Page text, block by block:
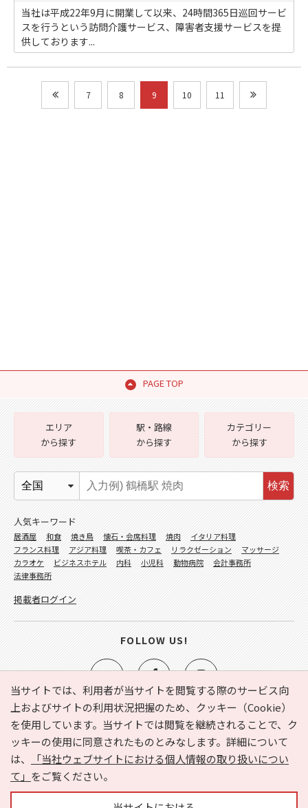
当社は平成22年9月に開業して以来、24時間365日巡回サービ
スを行うという訪問介護サービス、障害者支援サービスを提
供しております...
7 8 9 10 11
PAGE TOP
当サイトでは、利用者が当サイトを閲覧する際のサービス向
上およびサイトの利用状況把握のため、クッキー（Cookie）
を使用しています。当サイトでは閲覧を継続されることで、ク
ッキーの使用に同意されたものとみなします。詳細について
は、
「当社ウェブサイトにおける個人情報の取り扱いについ
て」 をご覧ください。
e-NAVITA（イーナビタ）とは？ お気に入り
ヘルプ
利用規約
個人情報の取り扱いについて
運営会社
サイトマップ
広告掲載に関するお問い合わせ
エリア
から探す
駅・路線
から探す
カテゴリー
から探す
検索
人気キーワード
居酒屋 和食 焼き鳥 懐石・会席料理 焼肉
イタリア料理
フランス料理
アジア料理 喫茶・カフェ リラクゼーション
マッサージ
カラオケ
ビジネスホテル 内科 小児科 動物病院
会計事務所
法律事務所
掲載者ログイン
FOLLOW US!